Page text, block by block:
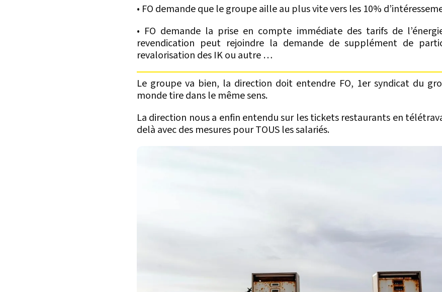
• FO demande que le groupe aille au plus vite vers les 10%
• FO demande la prise en compte immédiate des tarifs de
revendication peut rejoindre la demande de supplément de
revalorisation des IK ou autre …
Le groupe va bien, la direction doit entendre FO, 1er syndicat du
monde tire dans le même sens.
La direction nous a enfin entendu sur les tickets restaurants en
delà avec des mesures pour TOUS les salariés.